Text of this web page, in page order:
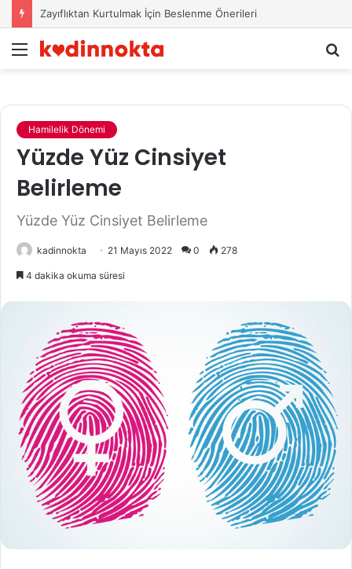
Zayıflıktan Kurtulmak İçin Beslenme Önerileri
Menü
Hamilelik Dönemi
Yüzde Yüz Cinsiyet
Belirleme
Yüzde Yüz Cinsiyet Belirleme
kadinnokta 21 Mayıs 2022 0 278
4 dakika okuma süresi